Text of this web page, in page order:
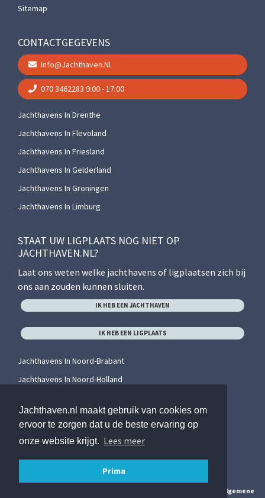
Jachthaven.nl maakt gebruik van cookies om
ervoor te zorgen dat u de beste ervaring op
onze website krijgt. Lees meer
Prima
Sitemap
CONTACTGEGEVENS
Info@jachthaven.nl
070 3462283 9:00 - 17:00
Jachthavens In Drenthe
Jachthavens In Flevoland
Jachthavens In Friesland
Jachthavens In Gelderland
Jachthavens In Groningen
Jachthavens In Limburg
STAAT UW LIGPLAATS NOG NIET OP
JACHTHAVEN.NL?
Laat ons weten welke jachthavens of ligplaatsen zich bij
ons aan zouden kunnen sluiten.
IK HEB EEN JACHTHAVEN
IK HEB EEN LIGPLAATS
Jachthavens In Noord-Brabant
Jachthavens In Noord-Holland
Jachthavens In Utrecht
algemene